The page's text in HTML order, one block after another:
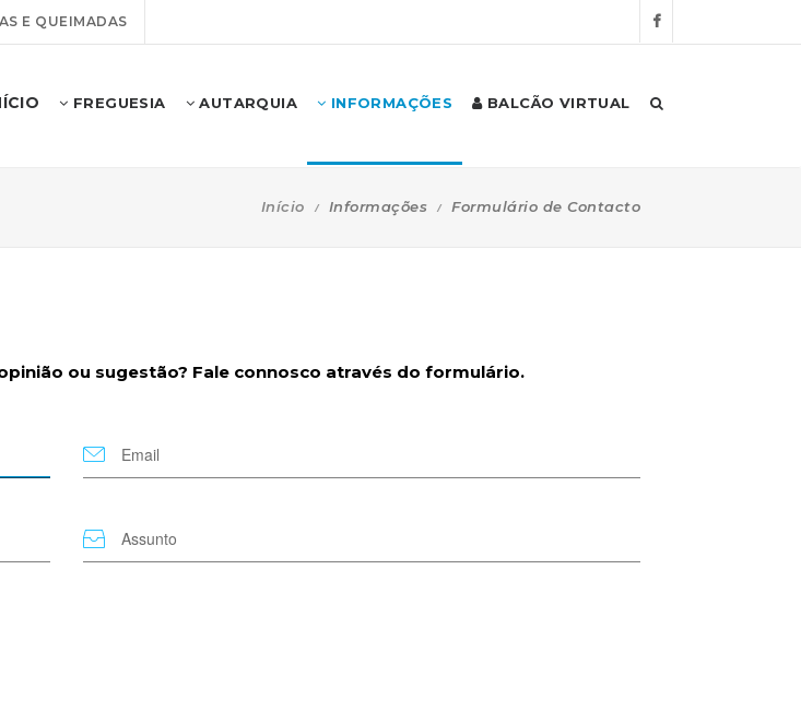
E QUEIMADAS
FREGUESIA AUTARQUIA INFORMAÇÕES BALCÃO VIRTUAL
Início Informações Formulário de Contacto
ou sugestão? Fale connosco através do formulário.